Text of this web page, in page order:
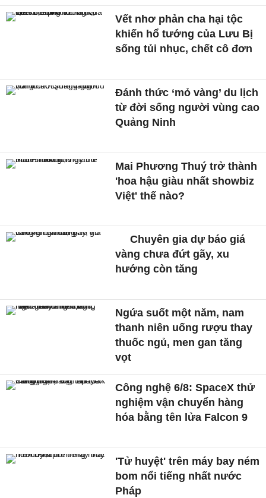
Vết nhơ phản cha hại tộc
khiến hổ tướng của Lưu Bị
sống tủi nhục, chết cô đơn
Đánh thức ‘mỏ vàng’ du lịch
từ đời sống người vùng cao
Quảng Ninh
Mai Phương Thuý trở thành
'hoa hậu giàu nhất showbiz
Việt' thế nào?
Chuyên gia dự báo giá
vàng chưa đứt gãy, xu
hướng còn tăng
Ngứa suốt một năm, nam
thanh niên uống rượu thay
thuốc ngủ, men gan tăng
vọt
Công nghệ 6/8: SpaceX thử
nghiệm vận chuyển hàng
hóa bằng tên lửa Falcon 9
'Tử huyệt' trên máy bay ném
bom nổi tiếng nhất nước
Pháp